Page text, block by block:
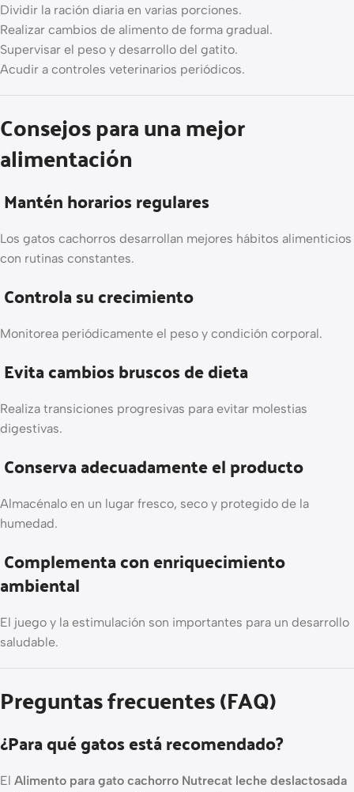
Dividir la ración diaria en varias porciones.
Realizar cambios de alimento de forma gradual.
Supervisar el peso y desarrollo del gatito.
Acudir a controles veterinarios periódicos.
Consejos para una mejor
alimentación
Mantén horarios regulares
Los gatos cachorros desarrollan mejores hábitos alimenticios
con rutinas constantes.
Controla su crecimiento
Monitorea periódicamente el peso y condición corporal.
Evita cambios bruscos de dieta
Realiza transiciones progresivas para evitar molestias
digestivas.
Conserva adecuadamente el producto
Almacénalo en un lugar fresco, seco y protegido de la
humedad.
Complementa con enriquecimiento
ambiental
El juego y la estimulación son importantes para un desarrollo
saludable.
Preguntas frecuentes (FAQ)
¿Para qué gatos está recomendado?
El Alimento para gato cachorro Nutrecat leche deslactosada